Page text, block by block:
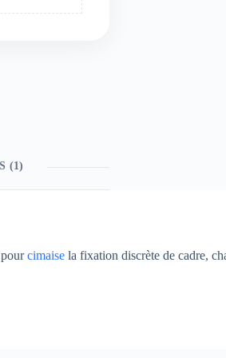
(1)
cimaise la fixation discrète de cadre,